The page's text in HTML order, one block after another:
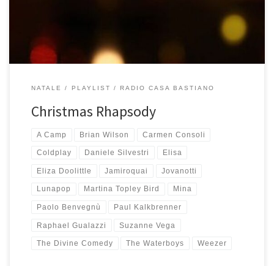
NATALE PLAYLIST RADIO CASA BASTIANO
Christmas Rhapsody
A Camp Brian Wilson Carmen Consoli
Coldplay Daniele Silvestri Elisa
Eliza Doolittle Jamiroquai Jovanotti
Lunapop Martina Topley Bird Mina
Paolo Benvegnù Paul Kalkbrenner
Raphael Gualazzi Suzanne Vega
The Divine Comedy The Waterboys Weezer